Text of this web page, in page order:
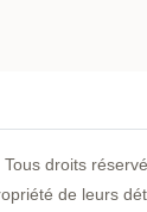
droits
de leurs